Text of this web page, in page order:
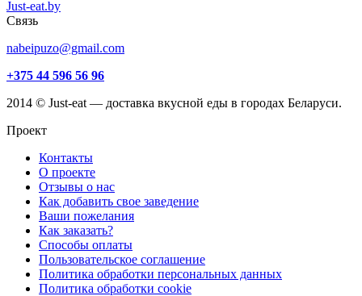
Just-eat.by
Связь
nabeipuzo@gmail.com
+375 44 596 56 96
2014 © Just-eat — доставка вкусной еды в городах Беларуси.
Проект
Контакты
О проекте
Отзывы о нас
Как добавить свое заведение
Ваши пожелания
Как заказать?
Способы оплаты
Пользовательское соглашение
Политика обработки персональных данных
Политика обработки cookie